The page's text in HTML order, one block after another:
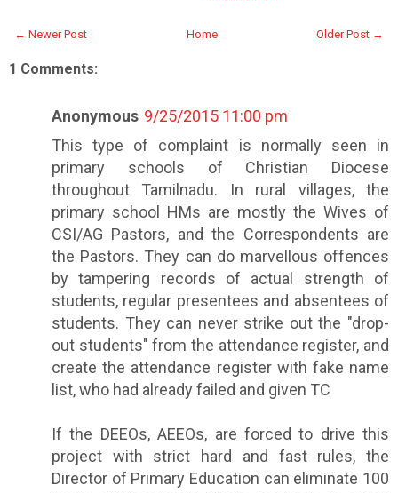
← Newer Post Older Post →
Home
1 Comments:
Anonymous 9/25/2015 11:00 pm
This type of complaint is normally seen in
primary schools of Christian Diocese
throughout Tamilnadu. In rural villages, the
primary school HMs are mostly the Wives of
CSI/AG Pastors, and the Correspondents are
the Pastors. They can do marvellous offences
by tampering records of actual strength of
students, regular presentees and absentees of
students. They can never strike out the "drop-
out students" from the attendance register, and
create the attendance register with fake name
list, who had already failed and given TC
If the DEEOs, AEEOs, are forced to drive this
project with strict hard and fast rules, the
Director of Primary Education can eliminate 100